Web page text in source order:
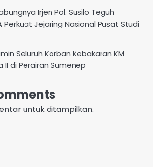
Irjen Pol. Susilo Teguh
Perkuat Jejaring Nasional Pusat Studi
Seluruh Korban Kebakaran KM
II di Perairan Sumenep
untuk ditampilkan.